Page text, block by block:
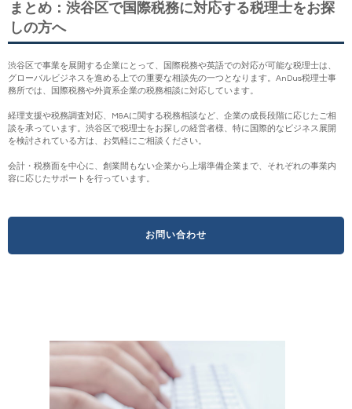
まとめ：渋谷区で国際税務に対応する税理士をお探
しの方へ
渋谷区で事業を展開する企業にとって、国際税務や英語での対応が可能な税理士は、
グローバルビジネスを進める上での重要な相談先の一つとなります。AnDus税理士事
務所では、国際税務や外資系企業の税務相談に対応しています。
経理支援や税務調査対応、M&Aに関する税務相談など、企業の成長段階に応じたご相
談を承っています。渋谷区で税理士をお探しの経営者様、特に国際的なビジネス展開
を検討されている方は、お気軽にご相談ください。
会計・税務面を中心に、創業間もない企業から上場準備企業まで、それぞれの事業内
容に応じたサポートを行っています。
お問い合わせ